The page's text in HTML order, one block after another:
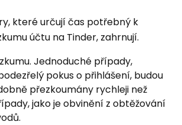
které určují čas potřebný k
účtu na Tinder, zahrnují.
Jednoduché případy,
pokus o přihlášení, budou
přezkoumány rychleji než
jako je obvinění z obtěžování